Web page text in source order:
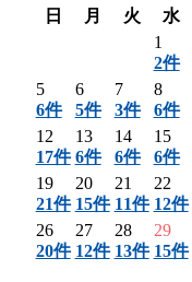
日
月 火 水
1
2件
5
6件
6
5件
7
3件
8
6件
12
17件
13
6件
14
6件
15
6件
19
21件
20
15件
21
11件
22
12件
26
20件
27
12件
28
13件
29
15件